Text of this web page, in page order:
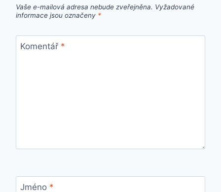
Vaše e-mailová adresa nebude zveřejněna. Vyžadované
informace jsou označeny *
Komentář *
Jméno *